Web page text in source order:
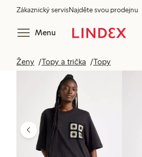
Zákaznický servisNajděte svou prodejnu
Menu
Ženy Topy a trička Topy